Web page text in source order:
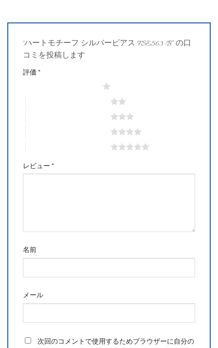
“ハートモチーフ シルバーピアス FSE563-B” の口
コミを投稿します
評価 *
レビュー *
名前
メール
次回のコメントで使用するためブラウザーに自分の